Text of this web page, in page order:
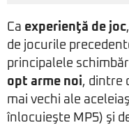
Ca experienţă de joc
de jocurile
principalele
opt arme noi, dintre
mai vechi ale
înlocuieşte MP5) şi